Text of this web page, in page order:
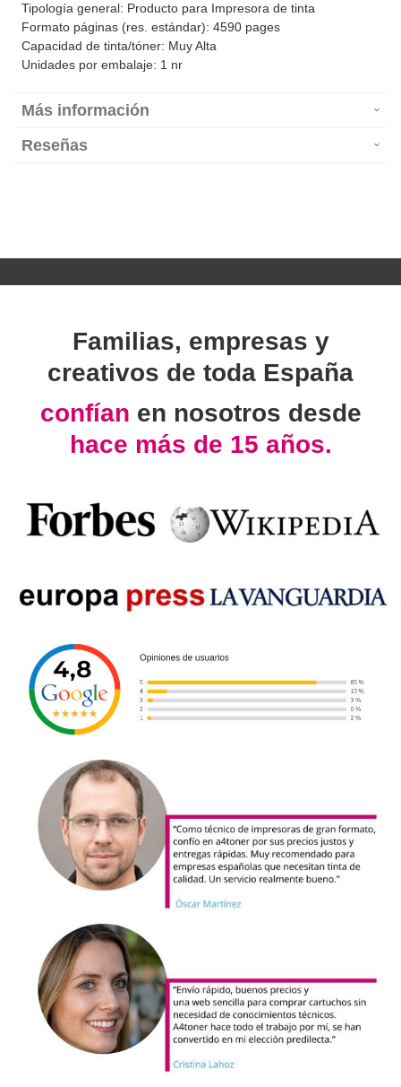
Tipología general: Producto para Impresora de tinta
Formato páginas (res. estándar): 4590 pages
Capacidad de tinta/tóner: Muy Alta
Unidades por embalaje: 1 nr
Más información
Reseñas
Familias, empresas y
creativos de toda España
confían en nosotros desde
hace más de 15 años.